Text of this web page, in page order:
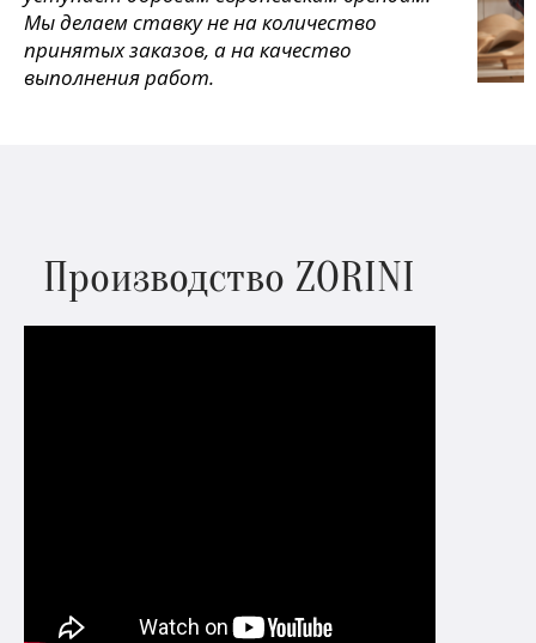
Мы делаем ставку не на количество
принятых заказов, а на качество
выполнения работ.
Производство ZORINI